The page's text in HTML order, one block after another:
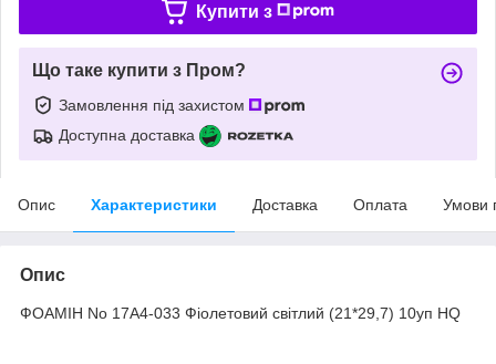
Купити з
Що таке купити з Пром?
Замовлення під захистом
Доступна доставка
Опис Характеристики Доставка Оплата Умови
Опис
ФОАМІН No 17A4-033 Фіолетовий світлий (21*29,7) 10уп HQ